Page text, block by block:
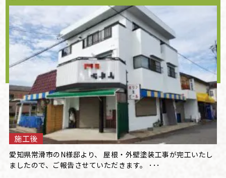
施工後
愛知県常滑市のN様邸より、 屋根・外壁塗装工事が完工いたし
ましたので、ご報告させていただきます。 ･･･